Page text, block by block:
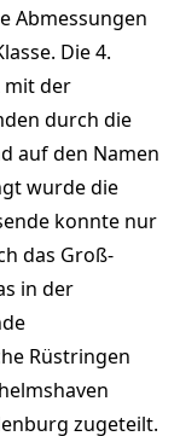
Abmessungen
Die 4.
mit der
durch die
auf den Namen
wurde die
konnte nur
das Groß-
in der
Rüstringen
zugeteilt.